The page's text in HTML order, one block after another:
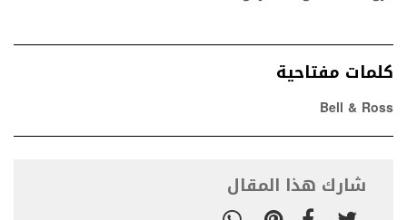
كلمات مفتاحية
Bell & Ross
شارك هذا المقال